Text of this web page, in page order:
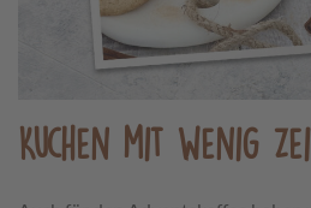
Kuchen mit wenig